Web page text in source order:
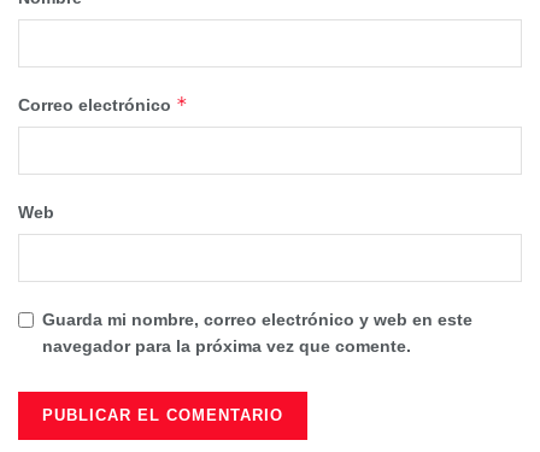
Correo electrónico *
Web
Guarda mi nombre, correo electrónico y web en este
navegador para la próxima vez que comente.